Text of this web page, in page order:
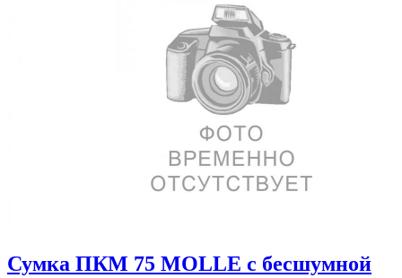
Сумка ПКМ 75 MOLLE с бесшумной